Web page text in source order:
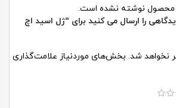
محصول نوشته نشده است.
را ارسال می کنید برای “ژل اسید اچ
نخواهد شد. بخش‌های موردنیاز علامت‌گذاری